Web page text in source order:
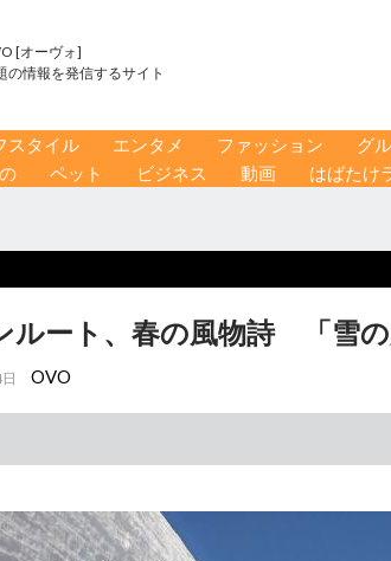
[オーヴォ]
の情報を発信するサイト
スタイル エンタメ ファッション グ
ペット ビジネス 動画 はばたけ
ルート、春の風物詩 「雪
OVO